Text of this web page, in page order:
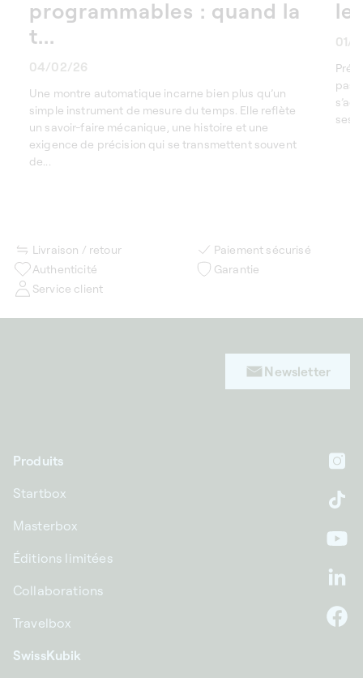
programmables : quand la
t...
04/02/26
Une montre automatique incarne bien plus qu’un
simple instrument de mesure du temps. Elle reflète
un savoir-faire mécanique, une histoire et une
exigence de précision qui se transmettent souvent
de...
01/
pas
ses
Livraison / retour
Paiement sécurisé
Authenticité
Garantie
Service client
Produits
Startbox
Masterbox
Éditions limitées
Collaborations
Travelbox
SwissKubik
Newsletter